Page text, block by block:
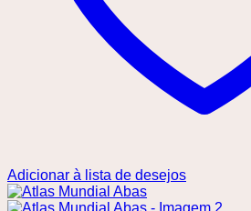
Adicionar à lista de desejos